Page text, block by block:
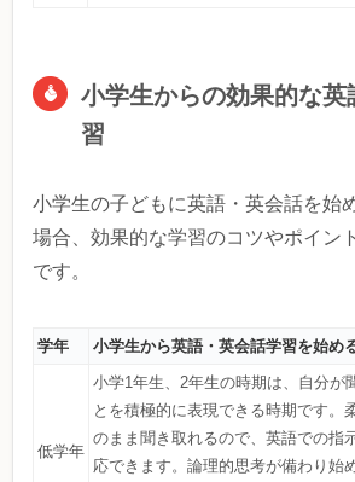
小学生からの効果的な英
習
小学生の子どもに英語・英会話を始
場合、効果的な学習のコツやポイン
です。
学年 小学生から英語・英会話学習を始め
低学年
小学1年生、2年生の時期は、自分が
とを積極的に表現できる時期です。
のまま聞き取れるので、英語での指
応できます。論理的思考が備わり始